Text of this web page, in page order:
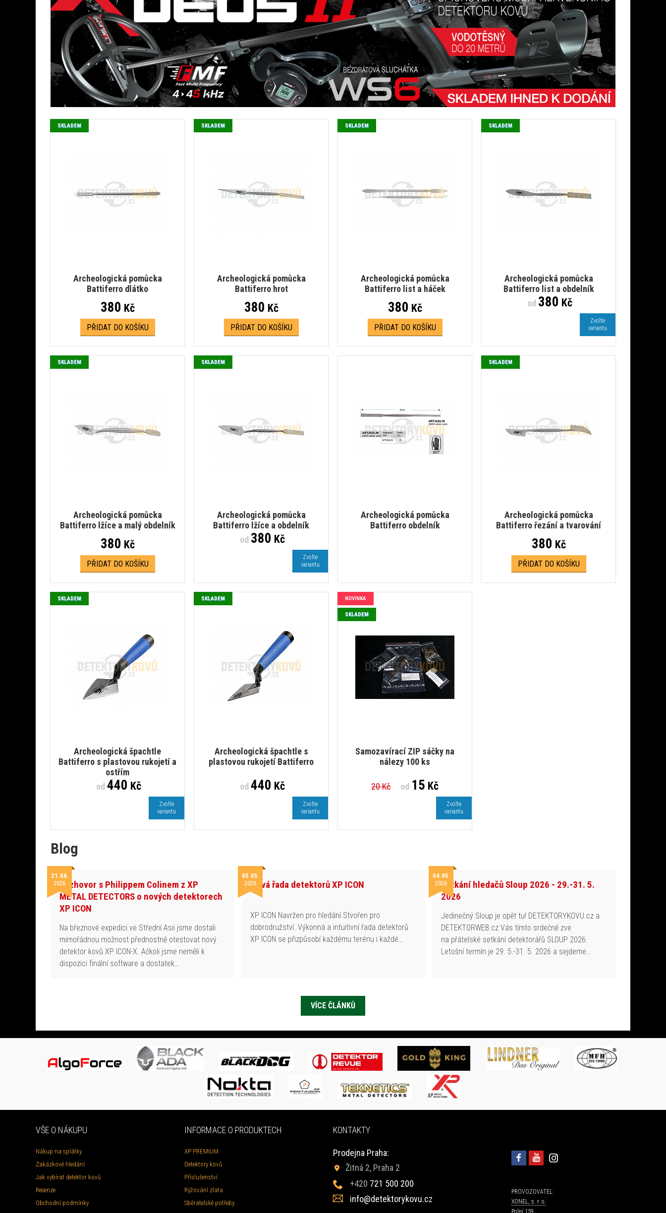
Archeologická pomůcka
Battiferro dlátko
SKLADEM
380 Kč
PŘIDAT DO KOŠÍKU
Archeologická pomůcka
Battiferro hrot
SKLADEM
380 Kč
PŘIDAT DO KOŠÍKU
Archeologická pomůcka
Battiferro list a háček
SKLADEM
380 Kč
PŘIDAT DO KOŠÍKU
Archeologická pomůcka
Battiferro list a obdelník
SKLADEM
od380 Kč
Zvolte
variantu
Archeologická pomůcka
Battiferro lžíce a malý obdelník
SKLADEM
380 Kč
PŘIDAT DO KOŠÍKU
Archeologická pomůcka
Battiferro lžíce a obdelník
SKLADEM
od380 Kč
Zvolte
variantu
Archeologická pomůcka
Battiferro obdelník
Archeologická pomůcka
Battiferro řezání a tvarování
SKLADEM
380 Kč
PŘIDAT DO KOŠÍKU
Archeologická špachtle
Battiferro s plastovou rukojetí a
ostřím
SKLADEM
od440 Kč
Zvolte
variantu
Archeologická špachtle s
plastovou rukojetí Battiferro
SKLADEM
od440 Kč
Zvolte
variantu
Samozavírací ZIP sáčky na
nálezy 100 ks
NOVINKA
SKLADEM
20 Kč od15 Kč
Zvolte
variantu
Blog
21.06.
2026Rozhovor s Philippem Colinem z XP
METAL DETECTORS o nových detektorech
XP ICON
Na březnové expedici ve Střední Asii jsme dostali
mimořádnou možnost přednostně otestovat nový
detektor kovů XP ICON-X. Ačkoli jsme neměli k
dispozici finální software a dostatek…
05.05.
2026Nová řada detektorů XP ICON
XP ICON Navržen pro hledání.Stvořen pro
dobrodružství. Výkonná a intuitivní řada detektorů
XP ICON se přizpůsobí každému terénu i každé…
04.05.
2026Setkání hledačů Sloup 2026 - 29.-31. 5.
2026
Jedinečný Sloup je opět tu! DETEKTORYKOVU.cz a
DETEKTORWEB.cz Vás tímto srdečně zve
na přátelské setkání detektorářů SLOUP 2026.
Letošní termín je 29. 5.-31. 5. 2026 a sejdeme…
VÍCE ČLÁNKŮ
KONTAKTY
PROVOZOVATEL:
XONEL, s. r. o.
Polní 159
Prodejna Praha:
Žitná 2, Praha 2
+420 721 500 200
info@detektorykovu.cz
VŠE O NÁKUPU
Nákup na splátky
Zakázkové hledání
Jak vybírat detektor kovů
Recenze
Obchodní podmínky
INFORMACE O PRODUKTECH
XP PREMIUM
Detektory kovů
Příslušenství
Rýžování zlata
Sběratelské potřeby